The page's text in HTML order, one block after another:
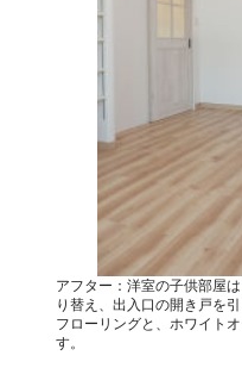
アフター：洋室の子供部屋
り替え、出入口の開き戸を
フローリングと、ホワイト
す。